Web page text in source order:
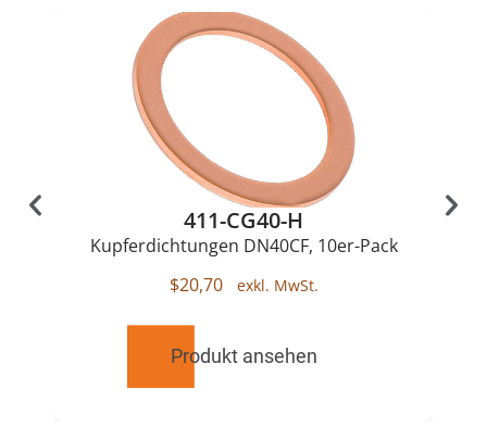
411-CG40-H
Kupferdichtungen DN40CF, 10er-Pack
$20,70
Produkt ansehen